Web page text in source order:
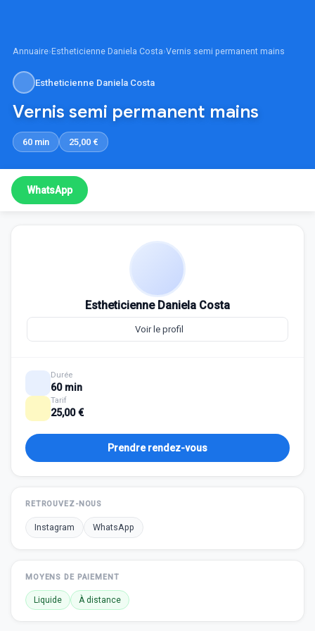
Annuaire›Estheticienne Daniela Costa›Vernis semi permanent mains
Estheticienne Daniela Costa
Vernis semi permanent mains
60 min 25,00 €
WhatsApp
Estheticienne Daniela Costa
Voir le profil
Durée
60 min
Tarif
25,00 €
Prendre rendez-vous
RETROUVEZ-NOUS
Instagram WhatsApp
MOYENS DE PAIEMENT
Liquide À distance